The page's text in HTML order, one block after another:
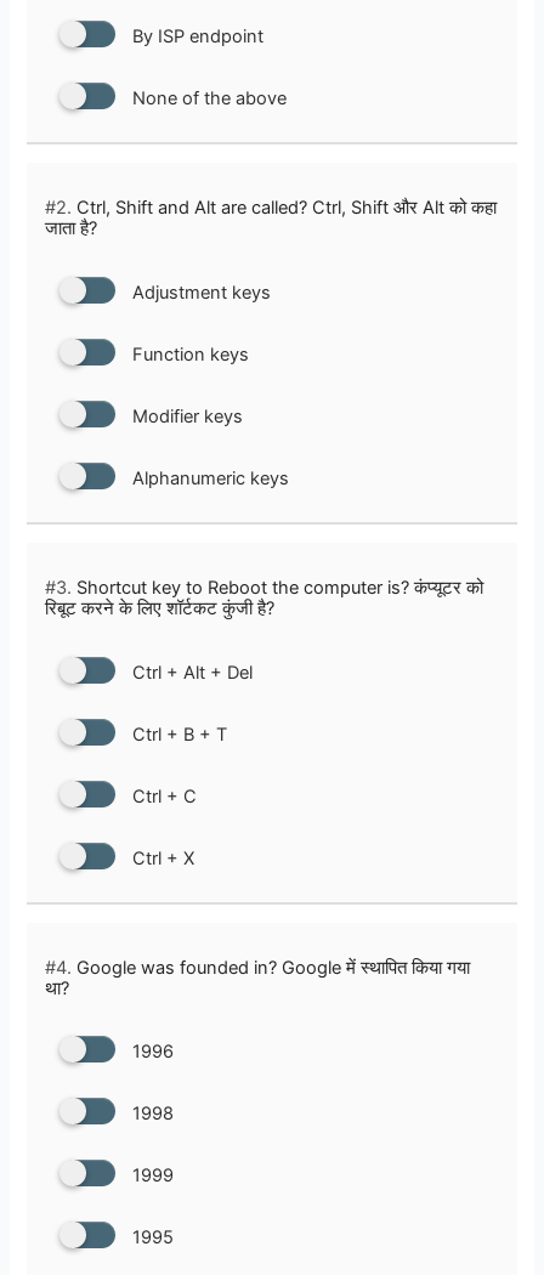
By ISP endpoint
None of the above
#2. Ctrl, Shift and Alt are called? Ctrl, Shift और Alt को कहा
जाता है?
Adjustment keys
Function keys
Modifier keys
Alphanumeric keys
#3. Shortcut key to Reboot the computer is? कंप्यूटर को
रिबूट करने के लिए शॉर्टकट कुंजी है?
Ctrl + Alt + Del
Ctrl + B + T
Ctrl + C
Ctrl + X
#4. Google was founded in? Google में स्थापित किया गया
था?
1996
1998
1999
1995